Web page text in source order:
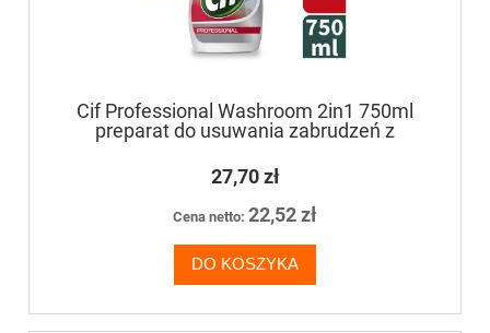
Cif Professional Washroom 2in1 750ml
preparat do usuwania zabrudzeń z
27,70 zł
Cena netto: 22,52 zł
DO KOSZYKA